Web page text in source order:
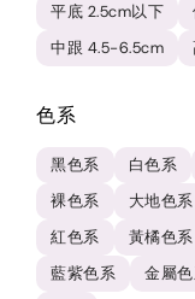
平底 2.5cm以下
中跟 4.5-6.5cm
色系
黑色系 白色系
裸色系
大地色系
紅色系
黃橘色系
藍紫色系
金屬